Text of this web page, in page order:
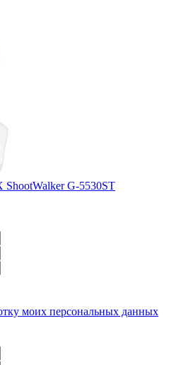
ShootWalker G-5530ST
моих персональных данных